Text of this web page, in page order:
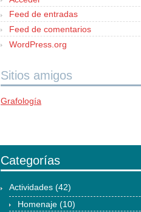
Feed de entradas
Feed de comentarios
WordPress.org
Sitios amigos
Grafología
Categorías
Actividades (42)
Homenaje (10)